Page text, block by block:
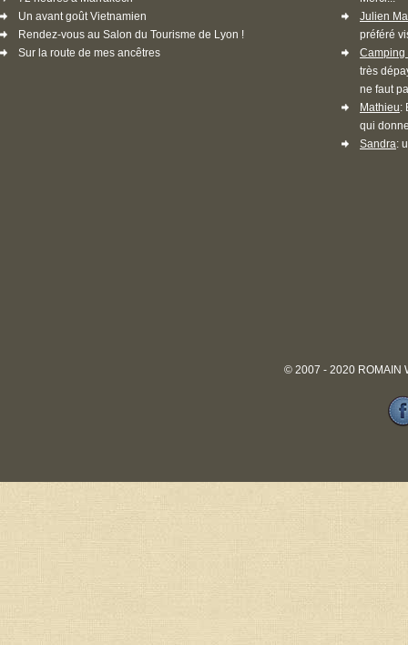
Un avant goût Vietnamien
Rendez-vous au Salon du Tourisme de Lyon !
Sur la route de mes ancêtres
Julien
préféré
Camping
très
ne faut
Mathieu:
qui
Sandra:
© 2007 - 2020 ROMAIN